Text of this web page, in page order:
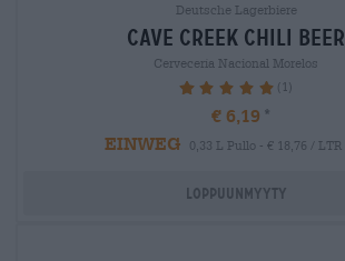
Deutsche Lagerbiere
cave creek chili beer
Cervecería Nacional Morelos
100% (1)
€ 6,19
EINWEG
0,33 L Pullo - € 18,76 / LTR
Loppuunmyyty